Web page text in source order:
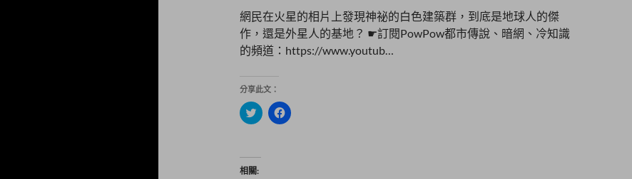
網民在火星的相片上發現神祕的白色建築群，到底是地球人的傑
作，還是外星人的基地？ ☛訂閱PowPow都市傳說、暗網、冷知識
的頻道：https://www.youtub…
分享此文：
分
享
i
t
按
一
相關